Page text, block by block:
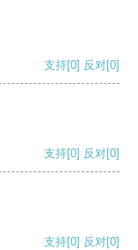
支持[0] 反对[0]
支持[0] 反对[0]
支持[0] 反对[0]